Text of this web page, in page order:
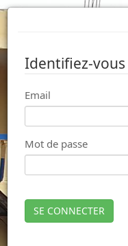
Identifiez-vous
Email
Mot de passe
SE CONNECTER